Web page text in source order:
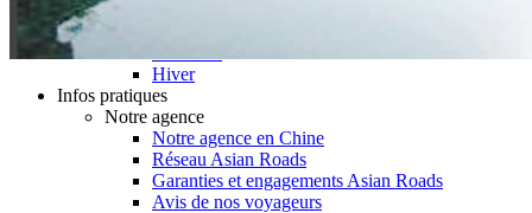
Hiver
Infos pratiques
Notre agence
Notre agence en Chine
Réseau Asian Roads
Garanties et engagements Asian Roads
Avis de nos voyageurs